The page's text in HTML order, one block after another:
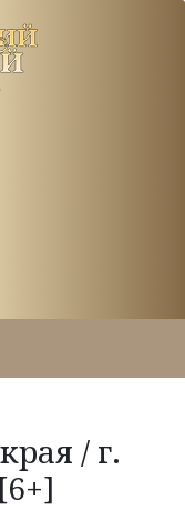
/ г.